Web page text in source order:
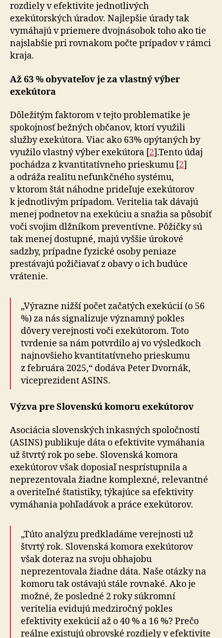
rozdiely v efek­ti­vi­te jednotlivých
exekútorských úradov. Najlepšie úrady tak
vymáhajú v priemere dvojnásobok toho ako tie
naj­slab­šie pri rovnakom počte prípadov v rámci
kraja.
Až 63 % obyvateľov je za vlastný výber
exekútora
Dôležitým faktorom v tejto problematike je
spokojnosť bežných občanov, ktorí využili
služby exekútora. Viac ako 63% opýtaných by
využilo vlastný výber exekútora [2].Tento údaj
pochádza z kvantitatívneho prieskumu [2]
a odráža realitu nefunkčného systému,
v ktorom štát náhodne prideľuje exekútorov
k jednotlivým prípadom. Veritelia tak dávajú
menej podnetov na exekúciu a snažia sa pôsobiť
voči svojim dlžníkom preventívne. Pôžičky sú
tak menej dostupné, majú vyššie úrokové
sadzby, prí­pad­ne fyzické osoby peniaze
prestávajú požičiavať z obavy o ich budúce
vrátenie.
„Výrazne nižší počet začatých exekúcií (o 56
%) za nás signalizuje významný pokles
dôvery verejnosti voči exekútorom. Toto
tvrdenie sa nám potvrdilo aj vo výsledkoch
najnovšieho kvantitatívneho prieskumu
z februára 2025,“ dodáva Peter Dvornák,
viceprezident ASINS.
Výzva pre Slovenskú komoru exekútorov
Asociácia slovenských inkasných spoločností
(ASINS) publikuje dáta o efektivite vymáhania
už štvrtý rok po sebe. Slovenská komora
exekútorov však doposiaľ nesprístupnila a
neprezentovala žiadne komplexné, relevantné
a overiteľné štatistiky, týkajúce sa efektivity
vymáhania pohľadávok a práce exekútorov.
„Túto analýzu predkladáme verejnosti už
štvrtý rok. Slovenská komora exekútorov
však doteraz na svoju obhajobu
neprezentovala žiadne dáta. Naše otázky na
komoru tak ostávajú stále rovnaké. Ako je
možné, že posledné 2 roky súkromní
veritelia evidujú medziročný pokles
efektivity exekúcií až o 40 % a 16 %? Prečo
reálne existujú obrovské rozdiely v efektivite